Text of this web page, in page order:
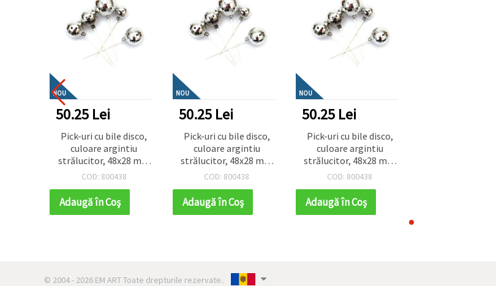
NOU
50.25 Lei
Pick-uri cu bile disco,
culoare argintiu
strălucitor, 48x28 mm
– set de 12 bucăți –
petrecere,
aranjamente florale și
COD: 800438
Adaugă în Coş
NOU
50.25 Lei
Pick-uri cu bile disco,
culoare argintiu
strălucitor, 48x28 mm
– set de 12 bucăți –
petrecere,
aranjamente florale și
COD: 800438
Adaugă în Coş
NOU
50.25 Lei
Pick-uri cu bile disco,
culoare argintiu
strălucitor, 48x28 mm
– set de 12 bucăți –
petrecere,
aranjamente florale și
COD: 800438
Adaugă în Coş
© 2004 - 2026 EM ART Toate drepturile rezervate..